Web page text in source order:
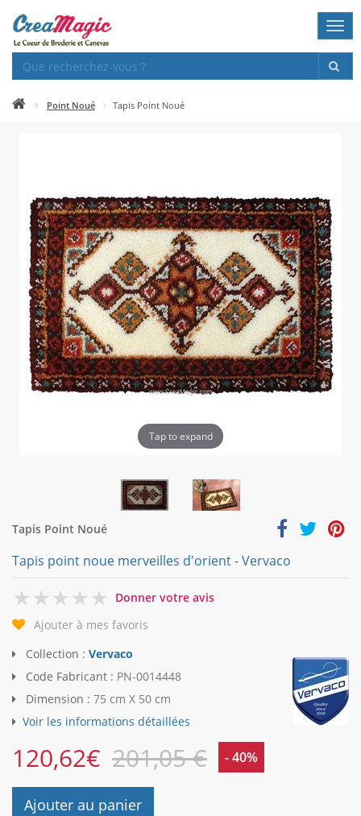
Point Noué Tapis Point Noué
Tap to expand
Tapis Point Noué
Tapis point noue merveilles d'orient - Vervaco
0
Donner votre avis
Ajouter à mes favoris
Collection : Vervaco
Code Fabricant : PN-0014448
Dimension : 75 cm X 50 cm
Voir les informations détaillées
120,62€ 201,05 € - 40%
Ajouter au panier